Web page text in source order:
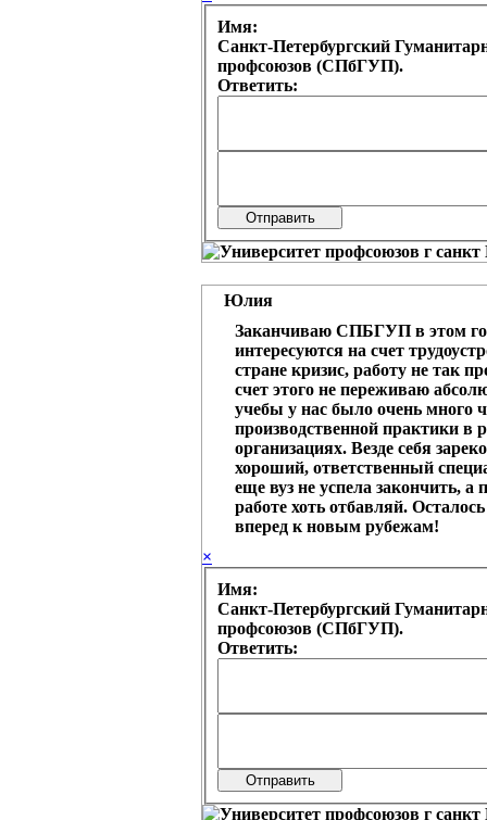
Имя:
Санкт-Петербургский
профсоюзов (СПбГУП).
Ответить:
Юлия
Заканчиваю СПБГУП в этом
интересуются на счет
стране кризис, работу не так
счет этого не переживаю
учебы у нас было очень много
производственной практики в
организациях. Везде себя
хороший, ответственный
еще вуз не успела закончить, а
работе хоть отбавляй.
вперед к новым рубежам!
×
Имя:
Санкт-Петербургский
профсоюзов (СПбГУП).
Ответить: